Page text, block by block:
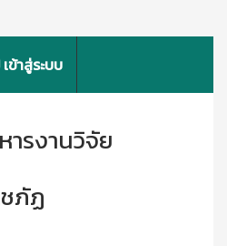
เข้าสู่ระบบ
ารงานวิจัย
ภัฏ